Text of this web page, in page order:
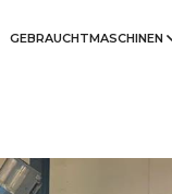
GEBRAUCHTMASCHINEN